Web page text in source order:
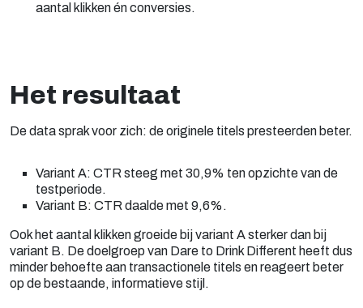
aantal klikken én conversies.
Het resultaat
De data sprak voor zich: de originele titels presteerden beter.
Variant A: CTR steeg met 30,9% ten opzichte van de
testperiode.
Variant B: CTR daalde met 9,6%.
Ook het aantal klikken groeide bij variant A sterker dan bij
variant B. De doelgroep van Dare to Drink Different heeft dus
minder behoefte aan transactionele titels en reageert beter
op de bestaande, informatieve stijl.